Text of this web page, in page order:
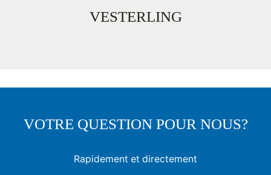
VESTERLING
VOTRE QUESTION POUR NOUS?
Rapidement et directement